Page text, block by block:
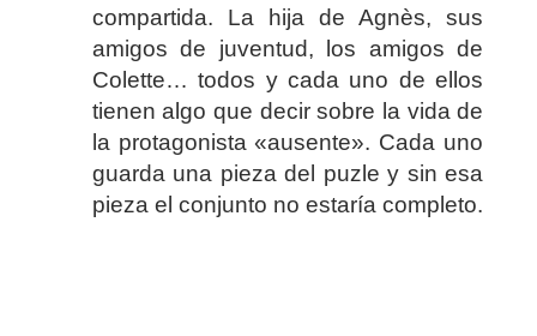
compartida. La hija de Agnès, sus
amigos de juventud, los amigos de
Colette… todos y cada uno de ellos
tienen algo que decir sobre la vida de
la protagonista «ausente». Cada uno
guarda una pieza del puzle y sin esa
pieza el conjunto no estaría completo.